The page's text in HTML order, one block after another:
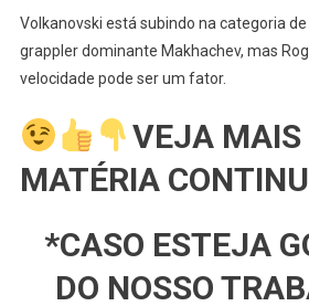
Volkanovski está subindo na categoria
grappler dominante Makhachev, mas
velocidade pode ser um fator.
VEJA MAIS
MATÉRIA
*CASO ESTEJA
DO NOSSO